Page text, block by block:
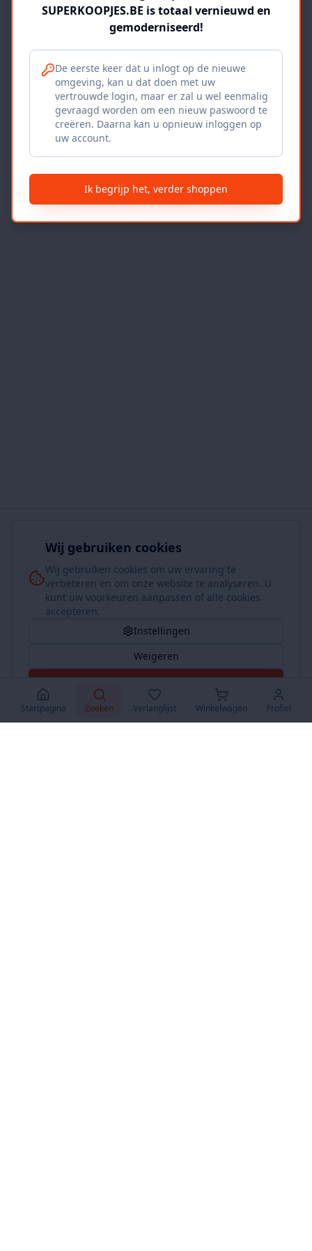
Wij gebruiken cookies
Wij gebruiken cookies om uw ervaring te
verbeteren en om onze website te analyseren. U
kunt uw voorkeuren aanpassen of alle cookies
accepteren.
Instellingen
Weigeren
Accepteer Alles
Startpagina Zoeken Verlanglijst Winkelwagen Profiel
SUPERKOOPJES.BE is totaal vernieuwd en
gemoderniseerd!
De eerste keer dat u inlogt op de nieuwe
omgeving, kan u dat doen met uw
vertrouwde login, maar er zal u wel eenmalig
gevraagd worden om een nieuw paswoord te
creëren. Daarna kan u opnieuw inloggen op
uw account.
Ik begrijp het, verder shoppen